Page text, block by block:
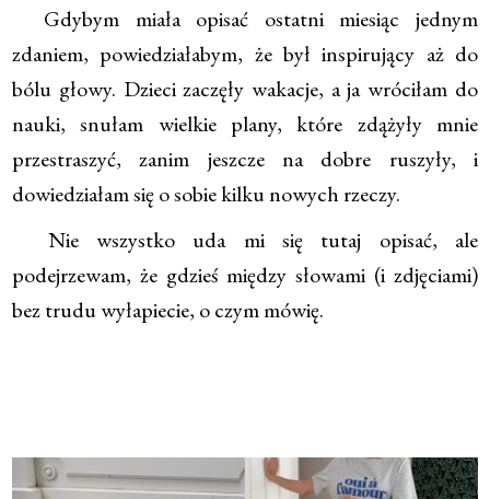
Gdybym miała opisać ostatni miesiąc jednym
zdaniem, powiedziałabym, że był inspirujący aż do
bólu głowy. Dzieci zaczęły wakacje, a ja wróciłam do
nauki, snułam wielkie plany, które zdążyły mnie
przestraszyć, zanim jeszcze na dobre ruszyły, i
dowiedziałam się o sobie kilku nowych rzeczy.
Nie wszystko uda mi się tutaj opisać, ale
podejrzewam, że gdzieś między słowami (i zdjęciami)
bez trudu wyłapiecie, o czym mówię.